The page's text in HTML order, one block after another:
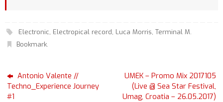
Electronic, Electropical record, Luca Morris, Terminal M.
Bookmark.
Antonio Valente //
Techno_Experience Journey
#1
UMEK – Promo Mix 2017105
(Live @ Sea Star Festival,
Umag, Croatia – 26.05.2017)